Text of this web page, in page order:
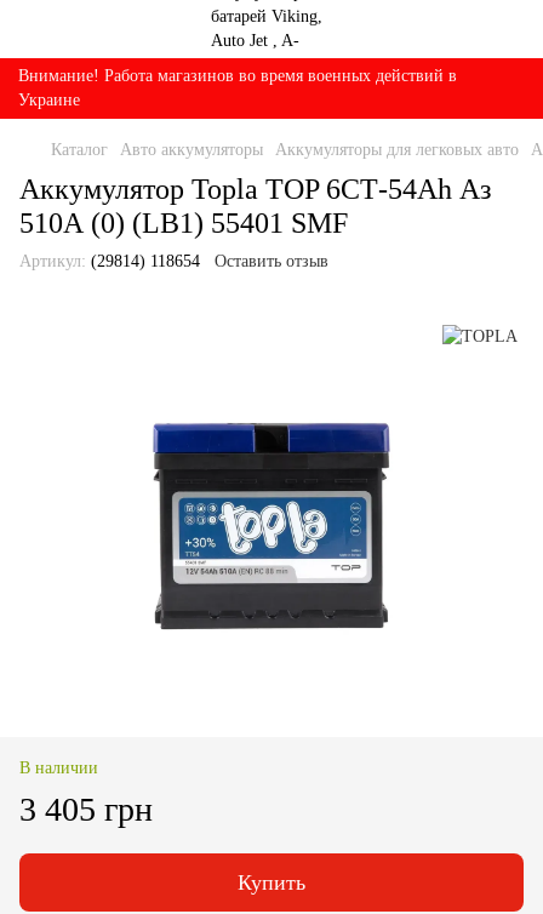
Внимание! Работа магазинов во время военных действий в
Украине
Каталог Авто аккумуляторы Аккумуляторы для легковых авто
Аккумулятор Topla TOP 6СТ-54Ah Аз
510А (0) (LB1) 55401 SMF
Артикул: (29814) 118654 Оставить отзыв
В наличии
3 405 грн
Купить